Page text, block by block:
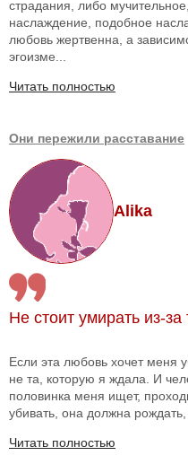
страдания, либо
наслаждение, подобное
любовь жертвенна, а
эгоизме...
Читать полностью
Они пережили расставание
Alika
Не стоит умирать из-
Если эта любовь хочет меня
не та, которую я ждала. И
половинка меня ищет,
убивать, она должна рождать,
Читать полностью